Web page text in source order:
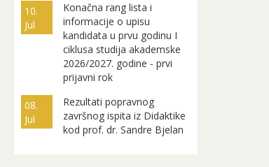
10.
Jul
Konačna rang lista i
informacije o upisu
kandidata u prvu godinu I
ciklusa studija akademske
2026/2027. godine - prvi
prijavni rok
08.
Jul
Rezultati popravnog
završnog ispita iz Didaktike
kod prof. dr. Sandre Bjelan